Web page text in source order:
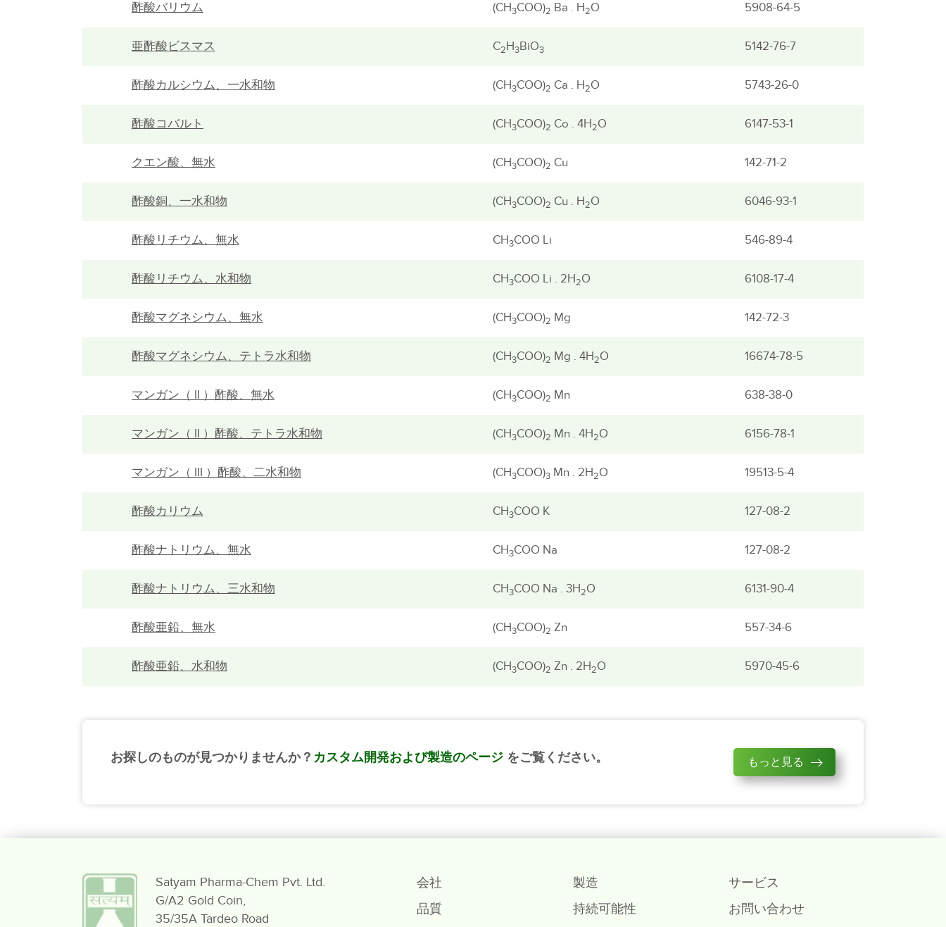
酢酸バリウム (CH3COO)2 Ba . H2O 5908-64-5
亜酢酸ビスマス C2H3BiO3 5142-76-7
酢酸カルシウム、一水和物 (CH3COO)2 Ca . H2O 5743-26-0
酢酸コバルト (CH3COO)2 Co . 4H2O 6147-53-1
クエン酸、無水 (CH3COO)2 Cu 142-71-2
酢酸銅、一水和物 (CH3COO)2 Cu . H2O 6046-93-1
酢酸リチウム、無水 CH3COO Li 546-89-4
酢酸リチウム、水和物 CH3COO Li . 2H2O 6108-17-4
酢酸マグネシウム、無水 (CH3COO)2 Mg 142-72-3
酢酸マグネシウム、テトラ水和物 (CH3COO)2 Mg . 4H2O 16674-78-5
マンガン（ II ）酢酸、無水 (CH3COO)2 Mn 638-38-0
マンガン（ II ）酢酸、テトラ水和物 (CH3COO)2 Mn . 4H2O 6156-78-1
マンガン（ III ）酢酸、二水和物 (CH3COO)3 Mn . 2H2O 19513-5-4
酢酸カリウム CH3COO K 127-08-2
酢酸ナトリウム、無水 CH3COO Na 127-08-2
酢酸ナトリウム、三水和物 CH3COO Na . 3H2O 6131-90-4
酢酸亜鉛、無水 (CH3COO)2 Zn 557-34-6
酢酸亜鉛、水和物 (CH3COO)2 Zn . 2H2O 5970-45-6
お探しのものが見つかりませんか？ カスタム開発および製造のページ をご覧ください。 もっと見る
Satyam Pharma-Chem Pvt. Ltd.
G/A2 Gold Coin,
35/35A Tardeo Road
会社 製造
サービス
品質
持続可能性 お問い合わせ